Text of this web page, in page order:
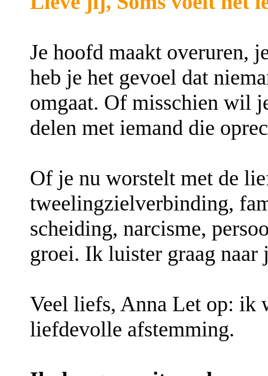
Je hoofd maakt overuren,
heb je het gevoel dat
omgaat. Of misschien wil
delen met iemand die
Of je nu worstelt met de
tweelingzielverbinding,
scheiding, narcisme,
groei. Ik luister graag
Veel liefs, Anna Let op: ik
liefdevolle afstemming.